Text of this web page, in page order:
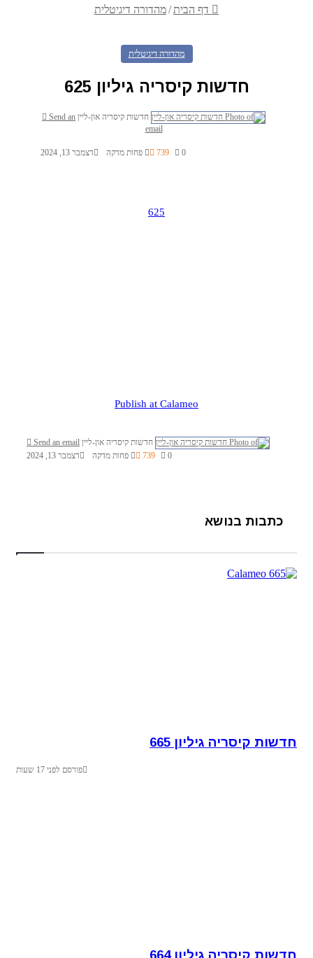
דף הבית / מהדורה דיגיטלית
מהדורה דיגיטלית
חדשות קיסריה גיליון 625
חדשות קיסריה און-ליין Send an
email
דצמבר 13, 2024 0
739 פחות מדקה
625
Publish at Calameo
חדשות קיסריה און-ליין Send an email
דצמבר 13, 2024
0
739 פחות מדקה
כתבות בנושא
חדשות קיסריה גיליון 665
פורסם לפני 17 שעות
חדשות קיסריה גיליון 664